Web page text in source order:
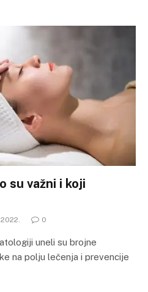
su važni i koji
0
uneli su brojne
na polju lečenja i prevencije